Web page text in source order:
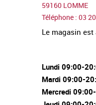
59160 LOMME
Téléphone : 03
Le magasin
Lundi 09:00-
Mardi 09:00-
Mercredi